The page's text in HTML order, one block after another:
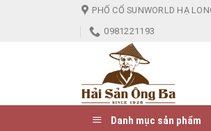
PHỐ CỔ SUNWORLD HẠ
0981221193
Danh mục sản phẩm